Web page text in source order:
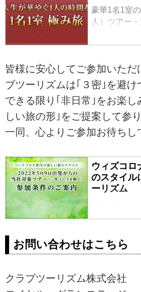
豪華1名1室
人）ツアー
リズムにお
乗員がしっ
ぐ1人の時間
皆様に安心してご参加いただ
ブツーリズムは｢３密｣を避け
できる限り｢非日常｣をお楽し
しい旅の形｣をご提案して参
一同、心よりご参加お待ちし
ウィズコロ
のスタイル
ーリズム
ナウイルスワ
み」または「
ツアーにご参
お問い合わせはこちら
クラブツーリズム株式会社